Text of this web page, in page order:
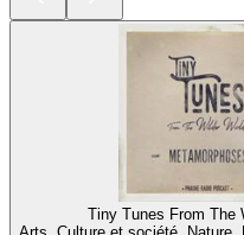
Tiny Tunes From The